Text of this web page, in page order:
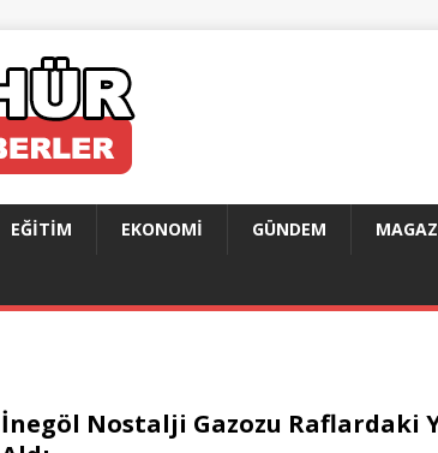
EĞITIM EKONOMI GÜNDEM
İnegöl Nostalji Gazozu Raflardaki